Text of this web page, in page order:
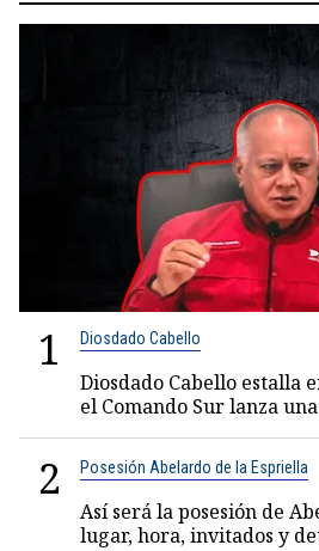
1 Diosdado Cabello
Diosdado Cabello estalla
el Comando Sur lanza
2 Posesión Abelardo de la Espriella
Así será la posesión de
lugar, hora, invitados y